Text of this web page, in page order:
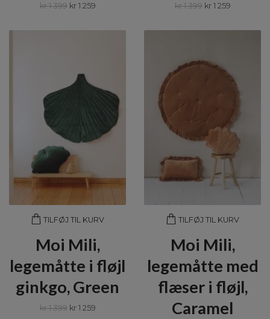
kr 1 399 kr 1 259 kr 1 399 kr 1 259
TILFØJ TIL KURV
Moi Mili,
legemåtte i fløjl
ginkgo, Green
kr 1 399 kr 1 259
TILFØJ TIL KURV
Moi Mili,
legemåtte med
flæser i fløjl,
Caramel